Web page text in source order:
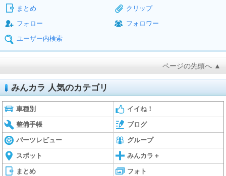
まとめ
クリップ
フォロー
フォロワー
ユーザー内検索
ページの先頭へ ▲
みんカラ 人気のカテゴリ
車種別 イイね！
整備手帳 ブログ
パーツレビュー グループ
スポット みんカラ＋
まとめ フォト